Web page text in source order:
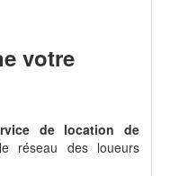
votre
de location de
réseau des loueurs